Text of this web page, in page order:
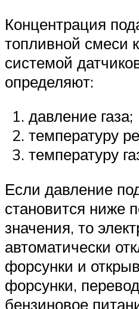
Концентрация
топливной смеси
системой
определяют:
давление газа;
температуру
температуру
Если давление
становится ниже
значения, то
автоматически
форсунки и
форсунки,
бензиновое